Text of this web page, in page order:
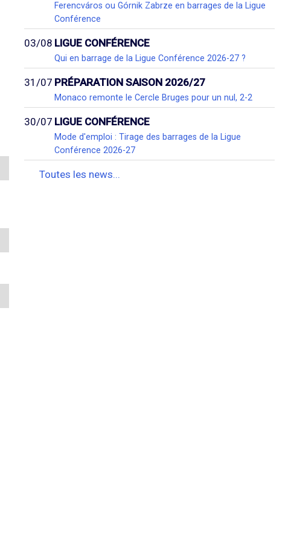
Ferencváros ou Górnik Zabrze en barrages de la Ligue
Conférence
03/08 LIGUE CONFÉRENCE
Qui en barrage de la Ligue Conférence 2026-27 ?
31/07 PRÉPARATION SAISON 2026/27
Monaco remonte le Cercle Bruges pour un nul, 2-2
30/07 LIGUE CONFÉRENCE
Mode d'emploi : Tirage des barrages de la Ligue
Conférence 2026-27
Toutes les news...